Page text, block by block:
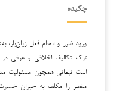
چکیده
ورود ضرر و انجام فعل زیان‌بار،
ترک تکالیف اخلاقی و عرفی
است تبعاتی همچون مسئولیت
مقصر را مکلف به جبران خسارت